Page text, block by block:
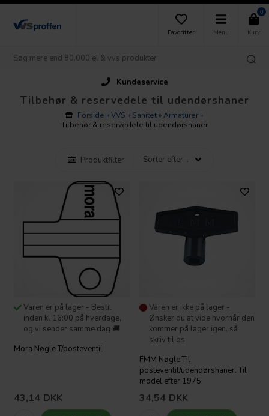
Favoritter Menu
0
Kurv
Kundeservice
Tilbehør & reservedele til udendørshaner
Forside »VVS » Sanitet »Armaturer »
Tilbehør & reservedele til udendørshaner
Produktfilter
Varen er på lager - Bestil
inden kl 16:00 på hverdage,
og vi sender samme dag 🚚
Mora Nøgle T/posteventil
43,14 DKK
Varen er ikke på lager -
Ønsker du at vide hvornår den
kommer på lager igen, så
skriv til os
FMM Nøgle Til
posteventil/udendørshaner. Til
model efter 1975
34,54 DKK